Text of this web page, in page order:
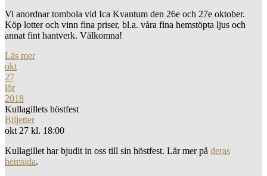
Vi anordnar tombola vid Ica Kvantum den 26e och 27e oktober.
Köp lotter och vinn fina priser, bl.a. våra fina hemstöpta ljus och
annat fint hantverk. Välkomna!
Läs mer
okt
27
lör
2018
Kullagillets höstfest
Biljetter
okt 27 kl. 18:00
Kullagillet har bjudit in oss till sin höstfest. Lär mer på deras
hemsida.